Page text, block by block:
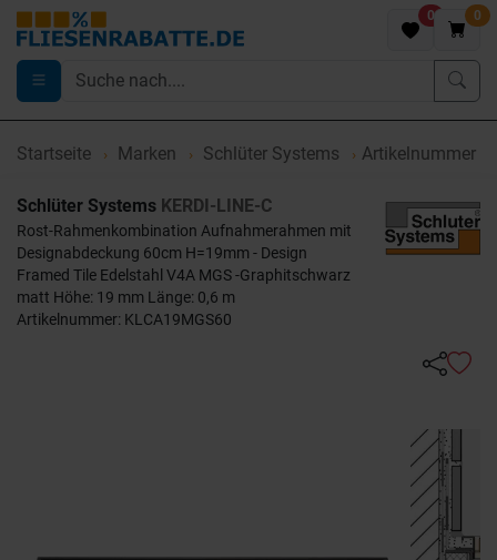
0 0
Startseite Marken Schlüter Systems Artikelnummer
Schlüter Systems KERDI-LINE-C
Rost-Rahmenkombination Aufnahmerahmen mit
Designabdeckung 60cm H=19mm - Design
Framed Tile Edelstahl V4A MGS -Graphitschwarz
matt Höhe: 19 mm Länge: 0,6 m
Artikelnummer: KLCA19MGS60